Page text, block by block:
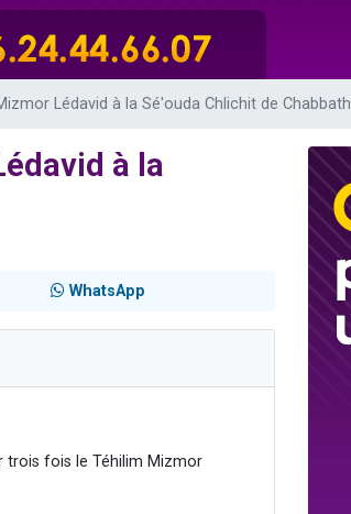
sur Zoom
Lédavid à la Sé'ouda Chlichit de Chabbath
à la
WhatsApp
trois fois le Téhilim Mizmor